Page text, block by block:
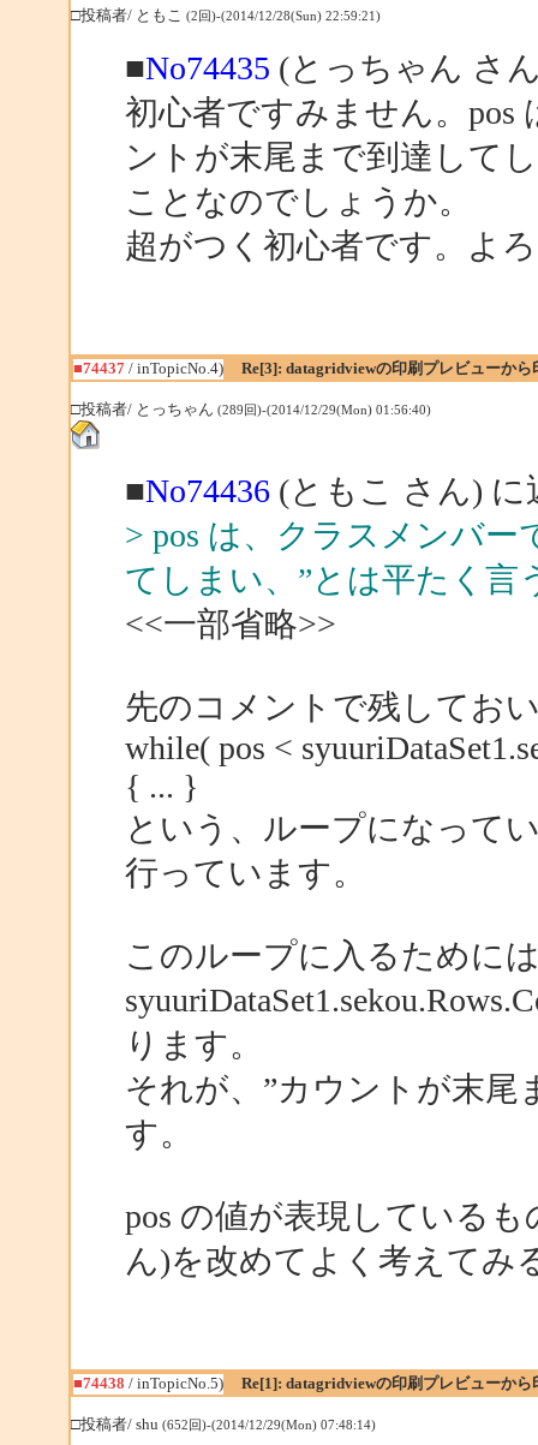
□投稿者/ ともこ (2回)-(2014/12/28(Sun) 22:59:21)
■No74435 (とっちゃん さ
初心者ですみません。pos
ントが末尾まで到達して
ことなのでしょうか。
超がつく初心者です。よ
■74437/ inTopicNo.4) Re[3]: datagridviewの印刷プレビューから
□投稿者/ とっちゃん (289回)-(2014/12/29(Mon) 01:56:40)
■No74436(ともこ さん) に
> pos は、クラスメンバ
てしまい、”とは平たく
<<一部省略>>
先のコメントで残してお
while( pos <
{ ... }
という、ループになって
行っています。
このループに入るために
ります。
それが、”カウントが末尾
す。
pos の値が表現している
ん)を改めてよく考えてみ
■74438 / inTopicNo.5) Re[1]: datagridviewの印刷プレビューから
□投稿者/ shu (652回)-(2014/12/29(Mon) 07:48:14)